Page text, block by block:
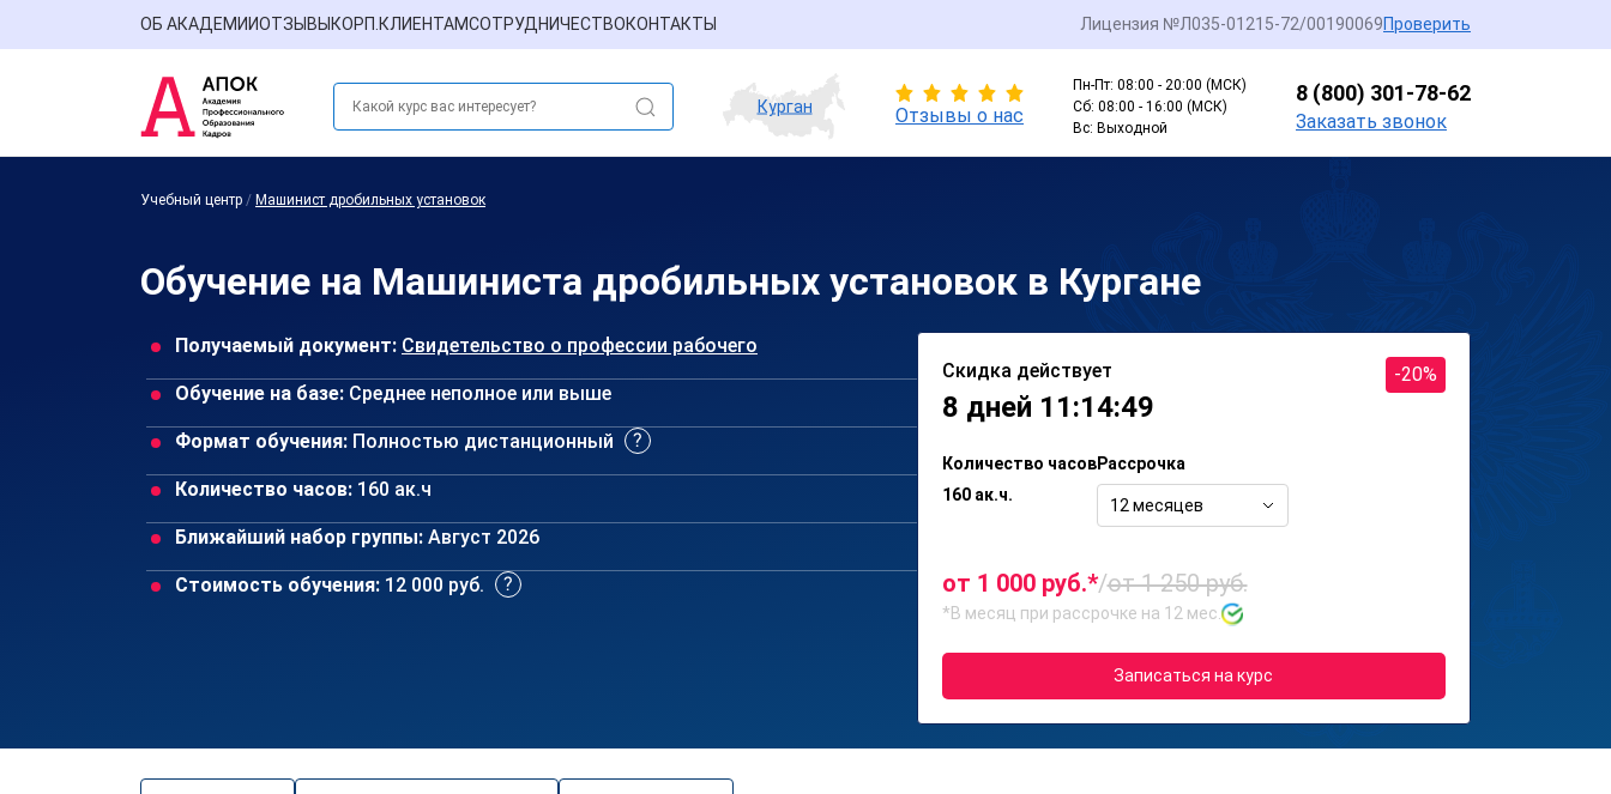
ОБ АКАДЕМИИОТЗЫВЫ КОРП.КЛИЕНТАМСОТРУДНИЧЕСТВОКОНТАКТЫ Лицензия №Л035-01215-72/00190069Проверить
Курган Отзывы о нас
Пн-Пт: 08:00 - 20:00 (МСК)
Сб: 08:00 - 16:00 (МСК)
Вс: Выходной
8 (800) 301-78-62
Заказать звонок
Учебный центр / Машинист дробильных установок
Обучение на Машиниста дробильных установок в Кургане
Получаемый документ: Свидетельство о профессии рабочего
Обучение на базе: Среднее неполное или выше
Формат обучения: Полностью дистанционный
Количество часов: 160 ак.ч
Ближайший набор группы: Август 2026
Стоимость обучения: 12 000 руб.
Скидка действует
8 дней 11:14:49
-20%
Количество часов
160 ак.ч.
Рассрочка
12 месяцев
от 1 000 руб.*/от 1 250 руб.
*В месяц при рассрочке на 12 мес.
Записаться на курс